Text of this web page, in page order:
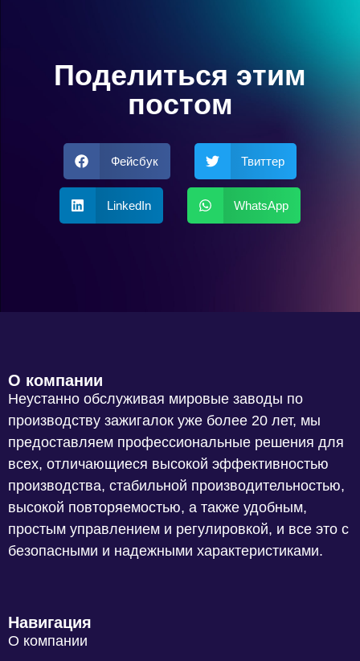
Поделиться этим
постом
Фейсбук Твиттер
LinkedIn WhatsApp
О компании
Неустанно обслуживая мировые заводы по
производству зажигалок уже более 20 лет, мы
предоставляем профессиональные решения для
всех, отличающиеся высокой эффективностью
производства, стабильной производительностью,
высокой повторяемостью, а также удобным,
простым управлением и регулировкой, и все это с
безопасными и надежными характеристиками.
Навигация
О компании